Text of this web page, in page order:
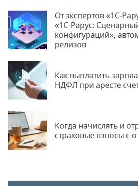
От экспертов «1С-
«1С-Рарус:
конфигураций»,
релизов
Как выплатить
НДФЛ при аресте
Когда начислять и
страховые взносы с